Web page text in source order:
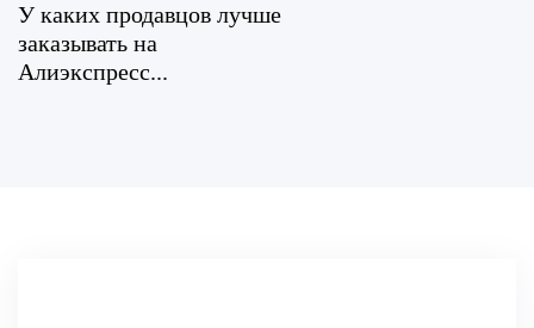
У каких продавцов лучше
заказывать на
Алиэкспресс...